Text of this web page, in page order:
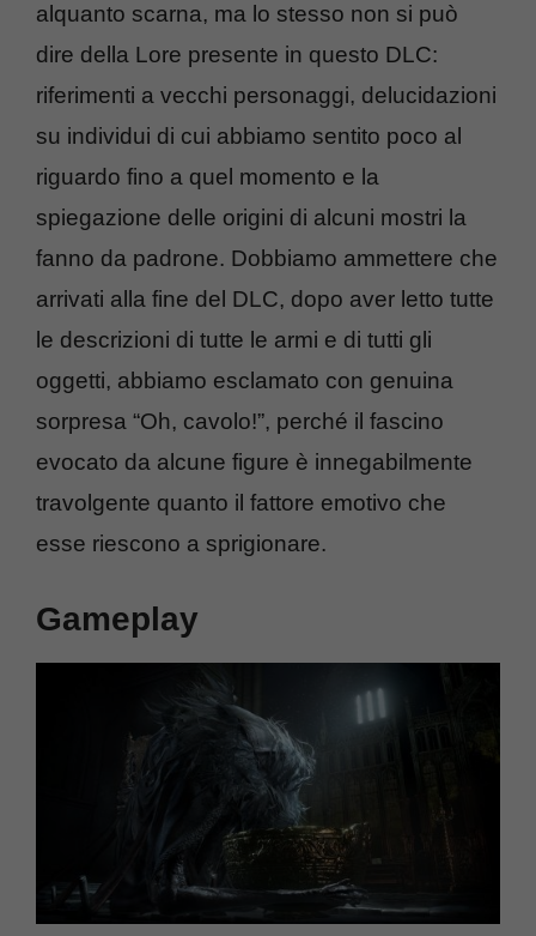
alquanto scarna, ma lo stesso non si può
dire della Lore presente in questo DLC:
riferimenti a vecchi personaggi, delucidazioni
su individui di cui abbiamo sentito poco al
riguardo fino a quel momento e la
spiegazione delle origini di alcuni mostri la
fanno da padrone. Dobbiamo ammettere che
arrivati alla fine del DLC, dopo aver letto tutte
le descrizioni di tutte le armi e di tutti gli
oggetti, abbiamo esclamato con genuina
sorpresa “Oh, cavolo!”, perché il fascino
evocato da alcune figure è innegabilmente
travolgente quanto il fattore emotivo che
esse riescono a sprigionare.
Gameplay